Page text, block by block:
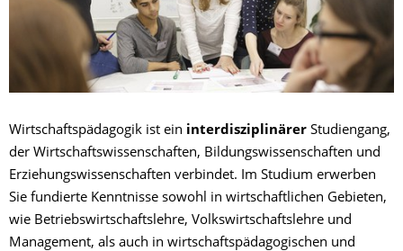
Wirtschaftspädagogik ist ein interdisziplinärer Studiengang,
der Wirtschaftswissenschaften, Bildungswissenschaften und
Erziehungswissenschaften verbindet. Im Studium erwerben
Sie fundierte Kenntnisse sowohl in wirtschaftlichen Gebieten,
wie Betriebswirtschaftslehre, Volkswirtschaftslehre und
Management, als auch in wirtschaftspädagogischen und